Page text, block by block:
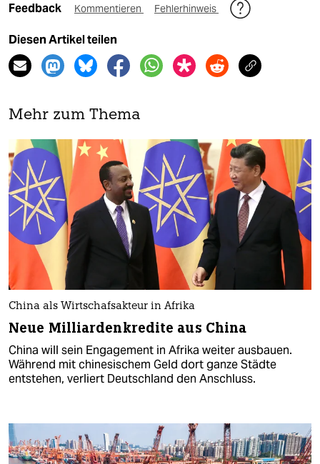
Feedback Kommentieren Fehlerhinweis
Diesen Artikel teilen
Mehr zum Thema
China als Wirtschafsakteur in Afrika
Neue Milliardenkredite aus China
China will sein Engagement in Afrika weiter ausbauen.
Während mit chinesischem Geld dort ganze Städte
entstehen, verliert Deutschland den Anschluss.